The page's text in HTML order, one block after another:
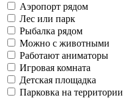
Аэропорт рядом
Лес или парк
Рыбалка рядом
Можно с животными
Работают аниматоры
Игровая комната
Детская площадка
Парковка на территории